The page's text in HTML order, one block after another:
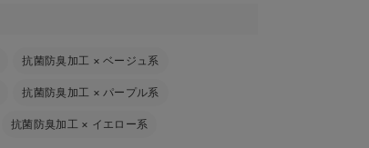
抗菌防臭加工 ×ベージュ系
抗菌防臭加工 ×パープル系
抗菌防臭加工 × イエロー系